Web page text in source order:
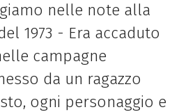
nelle note alla
1973 - Era accaduto
campagne
da un ragazzo
ogni personaggio e